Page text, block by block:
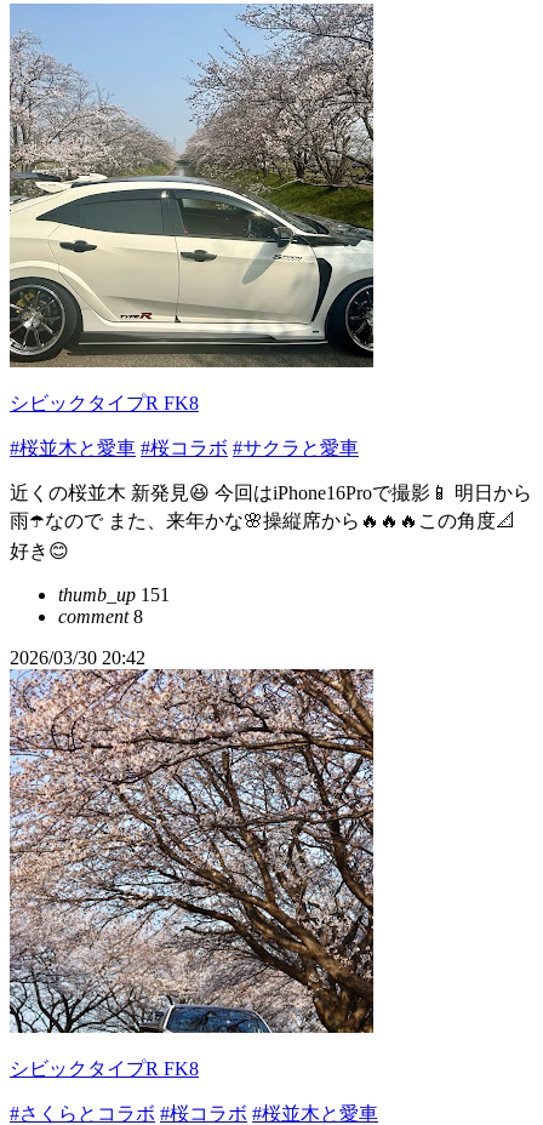
シビックタイプR FK8
#桜並木と愛車 #桜コラボ #サクラと愛車
近くの桜並木 新発見😆 今回はiPhone16Proで撮影📱 明日から
雨☂️なので また、来年かな🌸操縦席から🔥🔥🔥この角度📐
好き😊
thumb_up 151
comment8
2026/03/30 20:42
シビックタイプR FK8
#さくらとコラボ #桜コラボ #桜並木と愛車